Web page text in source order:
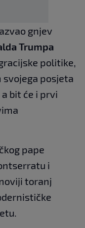
gnjev
Trumpa
politike,
posjeta
a bit će i prvi
pape
i
toranj